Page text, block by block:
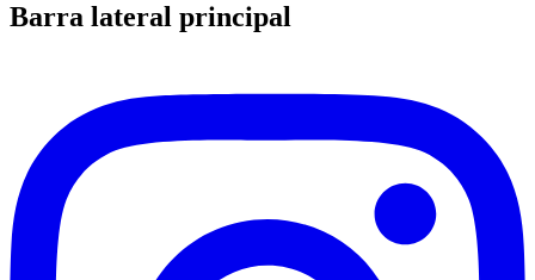
Barra lateral principal